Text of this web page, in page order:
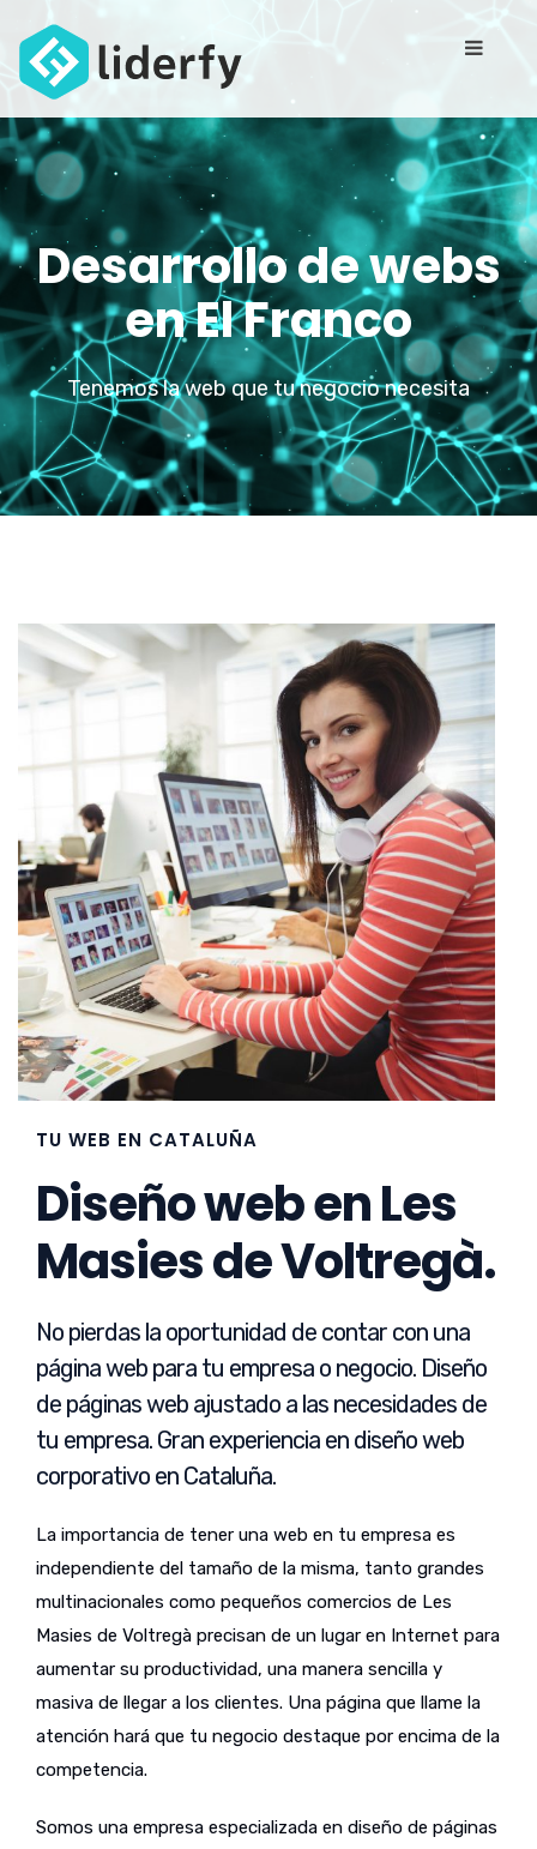
Desarrollo de webs
en El Franco
Tenemos la web que tu negocio necesita
TU WEB EN CATALUÑA
Diseño web en Les
Masies de Voltregà.
No pierdas la oportunidad de contar con una
página web para tu empresa o negocio. Diseño
de páginas web ajustado a las necesidades de
tu empresa. Gran experiencia en diseño web
corporativo en Cataluña.
La importancia de tener una web en tu empresa es
independiente del tamaño de la misma, tanto grandes
multinacionales como pequeños comercios de Les
Masies de Voltregà precisan de un lugar en Internet para
aumentar su productividad, una manera sencilla y
masiva de llegar a los clientes. Una página que llame la
atención hará que tu negocio destaque por encima de la
competencia.
Somos una empresa especializada en diseño de páginas